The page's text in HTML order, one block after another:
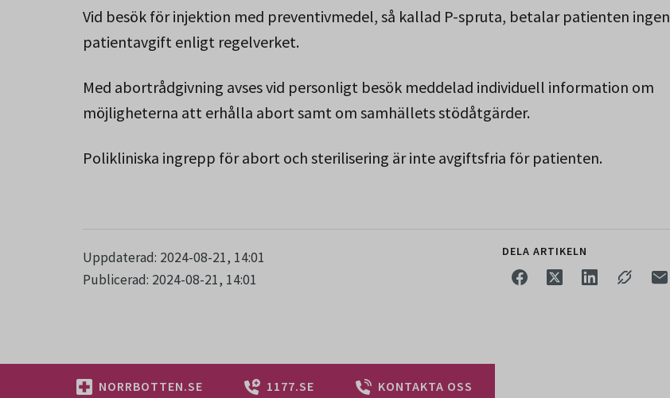
Vid besök för injektion med preventivmedel, så kallad P-spruta, betalar patienten ingen
patientavgift enligt regelverket.
Med abortrådgivning avses vid personligt besök meddelad individuell information om
möjligheterna att erhålla abort samt om samhällets stödåtgärder.
Polikliniska ingrepp för abort och sterilisering är inte avgiftsfria för patienten.
Uppdaterad: 2024-08-21, 14:01
Publicerad: 2024-08-21, 14:01
DELA ARTIKELN
NORRBOTTEN.SE 1177.SE KONTAKTA OSS